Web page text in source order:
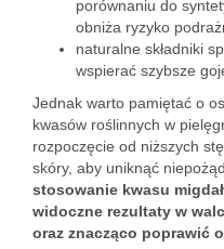
porównaniu do
obniża ryzyko
naturalne składniki
wspierać szybsze
Jednak warto pamiętać o
kwasów roślinnych w
rozpoczęcie od niższych
skóry, aby uniknąć
stosowanie kwasu
widoczne rezultaty w
oraz znacząco poprawić